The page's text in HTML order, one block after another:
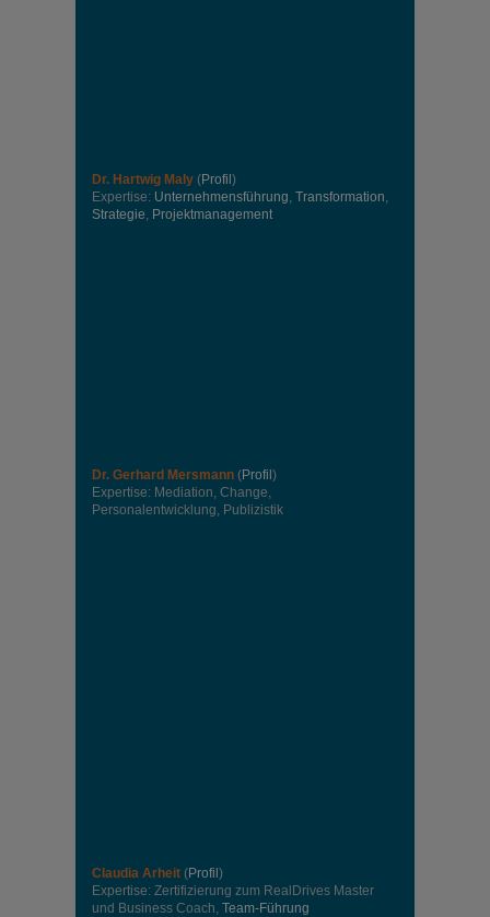
Dr. Hartwig Maly (Profil )
Expertise: Unternehmensführung, Transformation,
Strategie, Projektmanagement
Dr. Gerhard Mersmann (Profil )
Expertise: Mediation, Change,
Personalentwicklung, Publizistik
Claudia Arheit (Profil )
Expertise: Zertifizierung zum RealDrives Master
und Business Coach, Team-Führung